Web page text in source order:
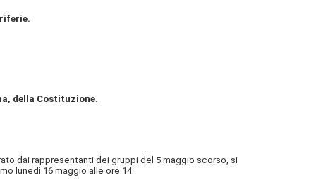
della Costituzione.
dai rappresentanti dei gruppi del 5 maggio scorso, si
lunedì 16 maggio alle ore 14.